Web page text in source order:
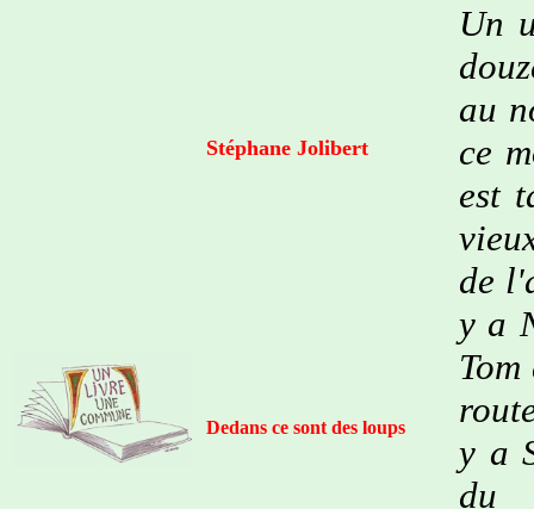
Stéphane Jolibert
Un
au
ce
est
de
y a
y a
du
Dedans ce sont des loups